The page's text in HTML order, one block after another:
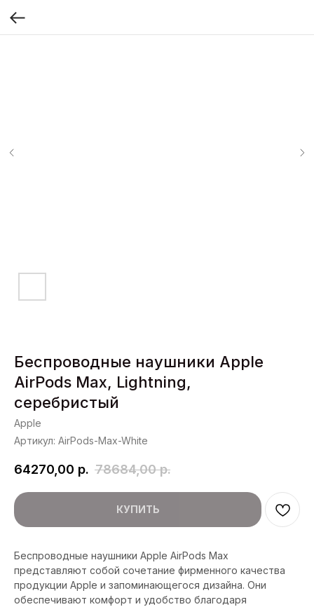
Беспроводные наушники Apple
AirPods Max, Lightning,
серебристый
Apple
Артикул: AirPods-Max-White
64270,00 р. 78684,00 р.
КУПИТЬ
Беспроводные наушники Apple AirPods Max
представляют собой сочетание фирменного качества
продукции Apple и запоминающегося дизайна. Они
обеспечивают комфорт и удобство благодаря